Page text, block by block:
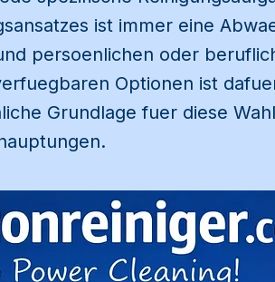
ist immer eine
persoenlichen oder
Optionen ist
Grundlage fuer diese